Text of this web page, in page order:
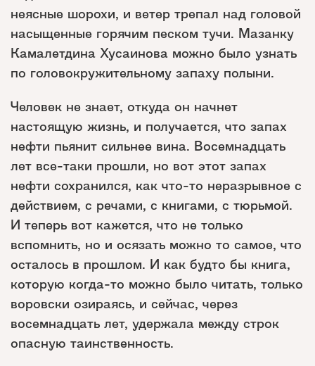
неясные шорохи, и ветер трепал над головой
насыщенные горячим песком тучи. Мазанку
Камалетдина Хусаинова можно было узнать
по головокружительному запаху полыни.
Человек не знает, откуда он начнет
настоящую жизнь, и получается, что запах
нефти пьянит сильнее вина. Восемнадцать
лет все-таки прошли, но вот этот запах
нефти сохранился, как что-то неразрывное с
действием, с речами, с книгами, с тюрьмой.
И теперь вот кажется, что не только
вспомнить, но и осязать можно то самое, что
осталось в прошлом. И как будто бы книга,
которую когда-то можно было читать, только
воровски озираясь, и сейчас, через
восемнадцать лет, удержала между строк
опасную таинственность.